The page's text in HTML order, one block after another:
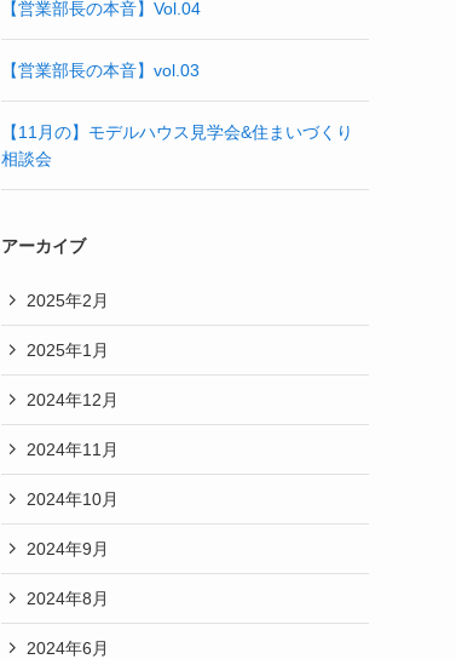
【営業部長の本音】Vol.04
【営業部長の本音】vol.03
【11月の】モデルハウス見学会&住まいづくり
相談会
アーカイブ
2025年2月
2025年1月
2024年12月
2024年11月
2024年10月
2024年9月
2024年8月
2024年6月